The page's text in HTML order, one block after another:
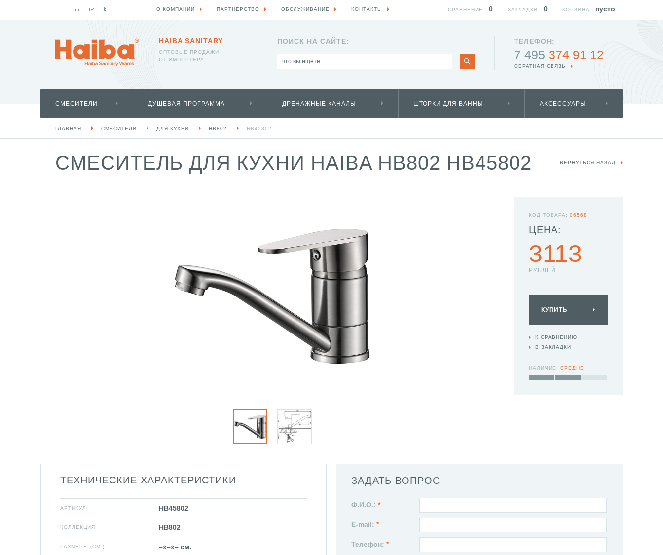
HAIBA SANITARY
ОПТОВЫЕ ПРОДАЖИ
ОТ ИМПОРТЕРА
ПОИСК НА САЙТЕ: ТЕЛЕФОН:
7 495 374 91 12
ОБРАТНАЯ СВЯЗЬ
СМЕСИТЕЛИ ДУШЕВАЯ ПРОГРАММА ДРЕНАЖНЫЕ КАНАЛЫ ШТОРКИ ДЛЯ ВАННЫ АКСЕССУАРЫ
ГЛАВНАЯ СМЕСИТЕЛИ ДЛЯ КУХНИ HB802 HB45802
ВЕРНУТЬСЯ НАЗАД
СМЕСИТЕЛЬ ДЛЯ КУХНИ HAIBA HB802 HB45802
КОД ТОВАРА: 06568
ЦЕНА:
3113
РУБЛЕЙ
КУПИТЬ
К СРАВНЕНИЮ
В ЗАКЛАДКИ
НАЛИЧИЕ: СРЕДНЕ
ТЕХНИЧЕСКИЕ ХАРАКТЕРИСТИКИ
АРТИКУЛ: HB45802
КОЛЛЕКЦИЯ: HB802
РАЗМЕРЫ (СМ.): –x–x– см.
ЗАДАТЬ ВОПРОС
Ф.И.О.: *
E-mail: *
Телефон: *
О КОМПАНИИ ПАРТНЕРСТВО ОБСЛУЖИВАНИЕ КОНТАКТЫ КОРЗИНА: пусто
ЗАКЛАДКИ: 0
СРАВНЕНИЕ: 0